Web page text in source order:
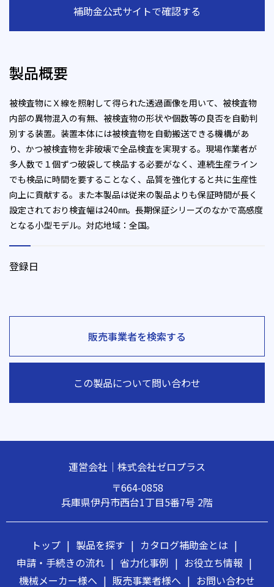
補助金公式サイトで確認する
製品概要
被検査物にＸ線を照射して得られた透過画像を用いて、被検査物
内部の異物混入の有無、被検査物の形状や個数等の良否を自動判
別する装置。装置本体には被検査物を自動搬送できる機構があ
り、かつ被検査物を非破壊で全品検査を実現する。現場作業者が
多人数で１個ずつ破袋して検品する必要がなく、連続生産ライン
でも検品に時間を要することなく、品質を強化すると共に生産性
向上に貢献する。また本製品は従来の製品よりも保証時間が長く
設定されており検査幅は240㎜。長期保証シリーズのなかで高感度
となる小型モデル。対応地域：全国。
登録日
販売事業者を検索する
この製品について問い合わせ
運営会社｜株式会社ゼロプラス
〒664-0858
兵庫県伊丹市西台1丁目5番7号 2階
トップ | 製品を探す | カタログ補助金とは |
申請・手続きの流れ | 省力化事例 | お役立ち情報 |
機械メーカー様へ | 販売事業者様へ | お問い合わせ